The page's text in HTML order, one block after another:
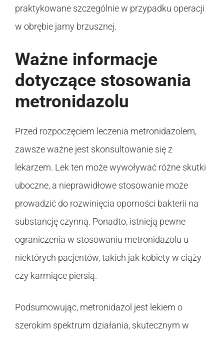
praktykowane szczególnie w przypadku operacji
w obrębie jamy brzusznej.
Ważne informacje
dotyczące stosowania
metronidazolu
Przed rozpoczęciem leczenia metronidazolem,
zawsze ważne jest skonsultowanie się z
lekarzem. Lek ten może wywoływać różne skutki
uboczne, a nieprawidłowe stosowanie może
prowadzić do rozwinięcia oporności bakterii na
substancję czynną. Ponadto, istnieją pewne
ograniczenia w stosowaniu metronidazolu u
niektórych pacjentów, takich jak kobiety w ciąży
czy karmiące piersią.
Podsumowując, metronidazol jest lekiem o
szerokim spektrum działania, skutecznym w